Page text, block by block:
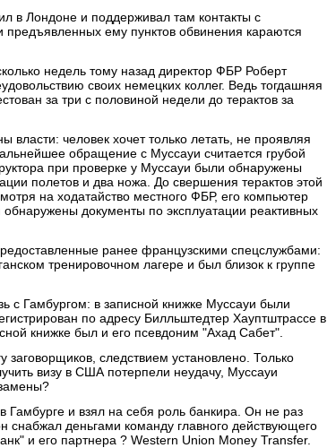
в Лондоне и поддерживал там контакты с
ему пунктов обвинения караются
недель тому назад директор ФБР Роберт
своих немецких коллег. Ведь тогдашняя
за три с половиной недели до терактов за
власти: человек хочет только летать, не проявляя
обращение с Муссауи считается грубой
при проверке у Муссауи были обнаружены
полетов и два ножа. До свершения терактов этой
на ходатайство местного ФБР, его компьютер
документы по эксплуатации реактивных
ранее французскими спецслужбами:
тренировочном лагере и был близок к группе
с Гамбургом: в записной книжке Муссауи были
по адресу Билльштедтер Хауптштрассе в
книжке был и его псевдоним "Ахад Сабет".
следствием установлено. Только
визу в США потерпели неудачу, Муссауи
и взял на себя роль банкира. Он не раз
деньгами команду главного действующего
и его партнера ? Western Union Money Transfer.